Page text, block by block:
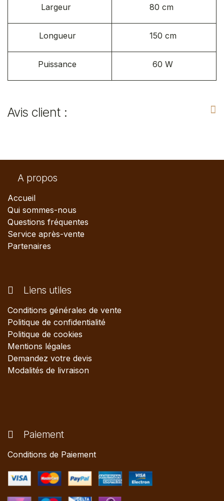
Largeur 80 cm
Longueur 150 cm
Puissance 60 W
Avis client :
A propos
Accueil
Qui sommes-nous
Questions fréquentes
Service après-vente
Partenaires
Liens utiles
Conditions générales de vente
Politique de confidentialité
Politique de cookies
Mentions légales
Demandez votre devis
Modalités de livraison
Paiement
Conditions de Paiement